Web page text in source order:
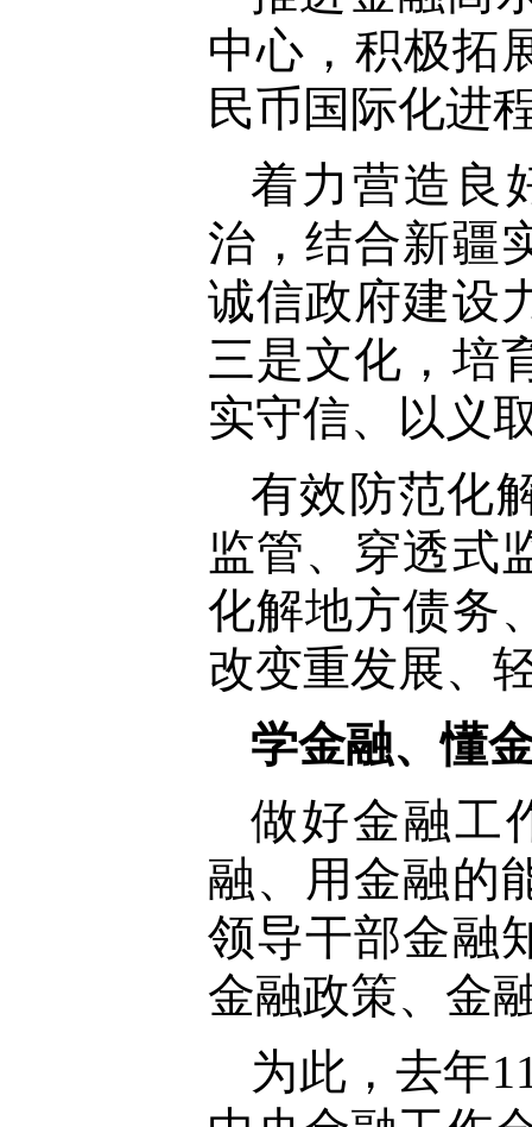
中心，积极拓
民币国际化进
着力营造良
治，结合新疆
诚信政府建设
三是文化，培
实守信、以义
有效防范化
监管、穿透式
化解地方债务
改变重发展、
学金融、懂
做好金融工
融、用金融的
领导干部金融
金融政策、金
为此，去年